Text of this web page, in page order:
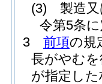
(3)
製造
令第5条
3
前項の規
長がやむ
が指定し